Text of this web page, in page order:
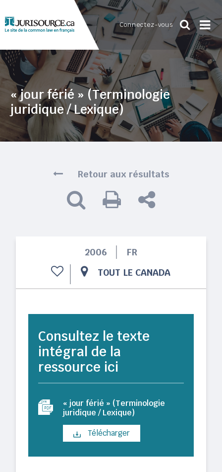
Connectez-vous
« jour férié » (Terminologie
juridique / Lexique)
Retour aux résultats
2006
FR
TOUT LE CANADA
Consultez le texte
intégral de la
ressource ici
« jour férié » (Terminologie
juridique / Lexique)
Télécharger